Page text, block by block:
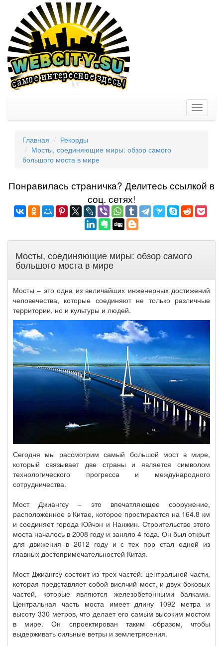
Toggle
Главная
Рекорды
Мосты, соединяющие миры: обзор самого
большого моста в мире
Понравилась страничка? Делитеcь ссылкой в
соц. сетях!
Мосты, соединяющие миры: обзор самого
большого моста в мире
Мосты – это одна из величайших инженерных достижений
человечества, которые соединяют не только различные
территории, но и культуры и людей.
Сегодня мы рассмотрим самый большой мост в мире,
который связывает две страны и является символом
технологического прогресса и международного
сотрудничества.
Мост Джиангсу – это впечатляющее сооружение,
расположенное в Китае, которое простирается на 164.8 км
и соединяет города Юйчэн и Нанжин. Строительство этого
моста началось в 2008 году и заняло 4 года. Он был открыт
для движения в 2012 году и с тех пор стал одной из
главных достопримечательностей Китая.
Мост Джиангсу состоит из трех частей: центральной части,
которая представляет собой висячий мост, и двух боковых
частей, которые являются железобетонными балками.
Центральная часть моста имеет длину 1092 метра и
высоту 330 метров, что делает его самым высоким мостом
в мире. Он спроектирован таким образом, чтобы
выдерживать сильные ветры и землетрясения.